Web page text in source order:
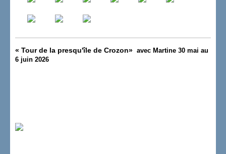
« Tour de la presqu'île de Crozon» avec Martine 30 mai au
6 juin 2026